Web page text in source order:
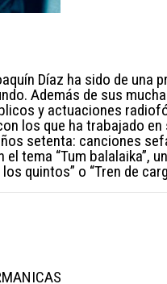
Díaz ha sido de
Además de sus
y actuaciones
los que ha trabajado
setenta: canciones
tema “Tum balalaika”,
quintos” o “Tren de